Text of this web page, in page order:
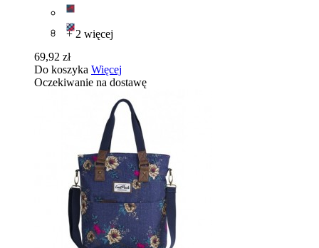
+ 2 więcej
69,92 zł
Do koszyka Więcej
Oczekiwanie na dostawę